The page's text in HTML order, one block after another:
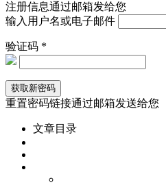
注册信息通过邮箱发给您
输入用户名或电子邮件
验证码 *
重置密码链接通过邮箱发送给您
文章目录